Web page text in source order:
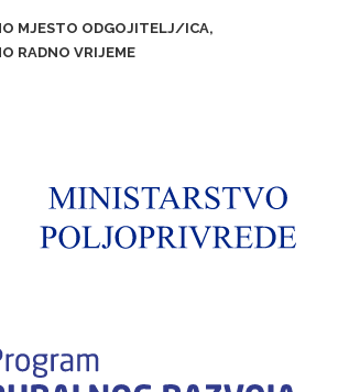
MJESTO ODGOJITELJ/ICA,
RADNO VRIJEME